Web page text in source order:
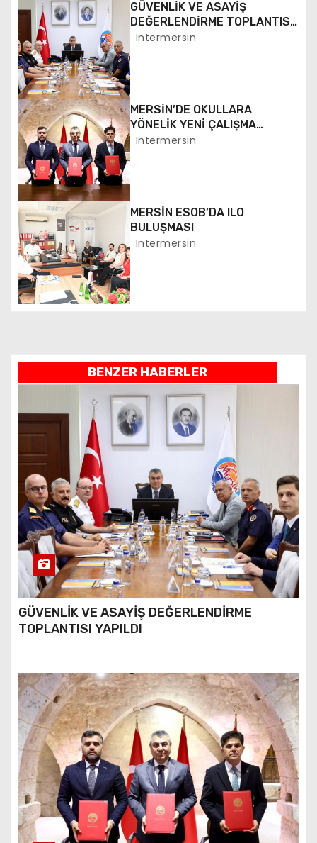
g
e
z
i
n
m
e
s
i
GÜVENLİK VE ASAYİŞ
DEĞERLENDİRME TOPLANTISI
YAPILDI
Intermersin
MERSİN’DE OKULLARA
YÖNELİK YENİ ÇALIŞMA
BAŞLATILDI
Intermersin
MERSİN ESOB’DA ILO
BULUŞMASI
Intermersin
BENZER HABERLER
GÜVENLİK VE ASAYİŞ DEĞERLENDİRME
TOPLANTISI YAPILDI